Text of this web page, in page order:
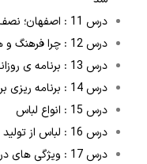
درس 11 : اصفهان؛ نصف جهان
درس 12 : چرا فرهنگ و هنر در دوره ی صفویه شکوفا شد
درس 13 : برنامه ی روزانه ی متعادل
درس 14 : برنامه ریزی برای اوقات فراغت
درس 15 : انواع لباس
درس 16 : لباس از تولید تا مصرف
درس 17 : ویژگی های دریاهای ایران